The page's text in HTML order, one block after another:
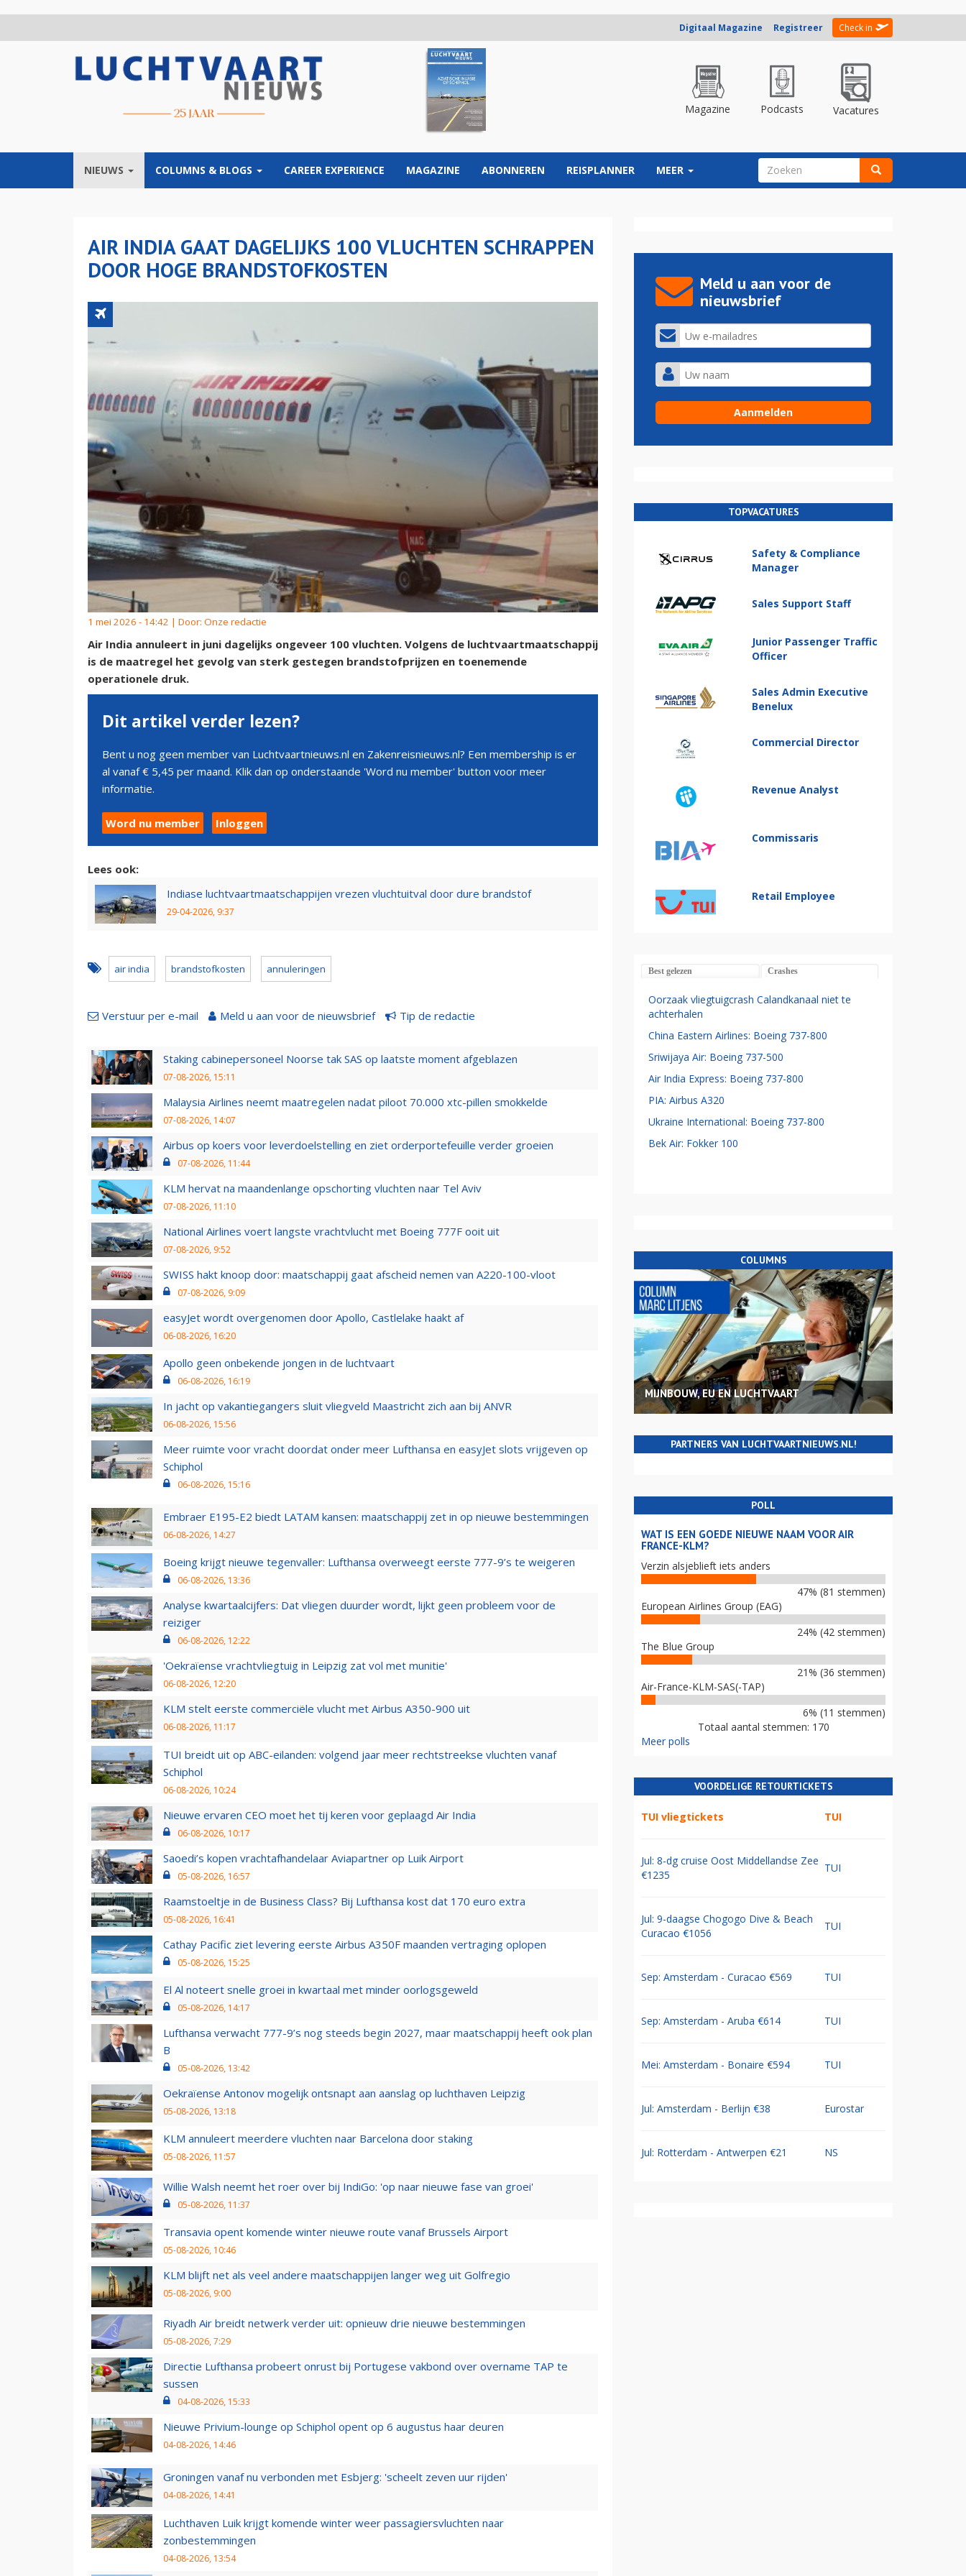
Digitaal Magazine Registreer Check in
Magazine Podcasts Vacatures
NIEUWS COLUMNS & BLOGS CAREER EXPERIENCE MAGAZINE ABONNEREN REISPLANNER MEER ZOEKVELD
AIR INDIA GAAT DAGELIJKS 100 VLUCHTEN SCHRAPPEN
DOOR HOGE BRANDSTOFKOSTEN
1 mei 2026 - 14:42 | Door: Onze redactie
Air India annuleert in juni dagelijks ongeveer 100 vluchten. Volgens de luchtvaartmaatschappij
is de maatregel het gevolg van sterk gestegen brandstofprijzen en toenemende
operationele druk.
Dit artikel verder lezen?
Bent u nog geen member van Luchtvaartnieuws.nl en Zakenreisnieuws.nl? Een membership is er
al vanaf € 5,45 per maand. Klik dan op onderstaande 'Word nu member' button voor meer
informatie.
Word nu member Inloggen
Lees ook:
Indiase luchtvaartmaatschappijen vrezen vluchtuitval door dure brandstof
29-04-2026, 9:37
air india brandstofkosten annuleringen
Verstuur per e-mail Meld u aan voor de nieuwsbrief Tip de redactie
Staking cabinepersoneel Noorse tak SAS op laatste moment afgeblazen
07-08-2026, 15:11
Malaysia Airlines neemt maatregelen nadat piloot 70.000 xtc-pillen smokkelde
07-08-2026, 14:07
Airbus op koers voor leverdoelstelling en ziet orderportefeuille verder groeien
07-08-2026, 11:44
KLM hervat na maandenlange opschorting vluchten naar Tel Aviv
07-08-2026, 11:10
National Airlines voert langste vrachtvlucht met Boeing 777F ooit uit
07-08-2026, 9:52
SWISS hakt knoop door: maatschappij gaat afscheid nemen van A220-100-vloot
07-08-2026, 9:09
easyJet wordt overgenomen door Apollo, Castlelake haakt af
06-08-2026, 16:20
Apollo geen onbekende jongen in de luchtvaart
06-08-2026, 16:19
In jacht op vakantiegangers sluit vliegveld Maastricht zich aan bij ANVR
06-08-2026, 15:56
Meer ruimte voor vracht doordat onder meer Lufthansa en easyJet slots vrijgeven op
Schiphol
06-08-2026, 15:16
Embraer E195-E2 biedt LATAM kansen: maatschappij zet in op nieuwe bestemmingen
06-08-2026, 14:27
Boeing krijgt nieuwe tegenvaller: Lufthansa overweegt eerste 777-9’s te weigeren
06-08-2026, 13:36
Analyse kwartaalcijfers: Dat vliegen duurder wordt, lijkt geen probleem voor de
reiziger
06-08-2026, 12:22
'Oekraïense vrachtvliegtuig in Leipzig zat vol met munitie'
06-08-2026, 12:20
KLM stelt eerste commerciële vlucht met Airbus A350-900 uit
06-08-2026, 11:17
TUI breidt uit op ABC-eilanden: volgend jaar meer rechtstreekse vluchten vanaf
Schiphol
06-08-2026, 10:24
Nieuwe ervaren CEO moet het tij keren voor geplaagd Air India
06-08-2026, 10:17
Saoedi’s kopen vrachtafhandelaar Aviapartner op Luik Airport
05-08-2026, 16:57
Raamstoeltje in de Business Class? Bij Lufthansa kost dat 170 euro extra
05-08-2026, 16:41
Cathay Pacific ziet levering eerste Airbus A350F maanden vertraging oplopen
05-08-2026, 15:25
El Al noteert snelle groei in kwartaal met minder oorlogsgeweld
05-08-2026, 14:17
Lufthansa verwacht 777-9’s nog steeds begin 2027, maar maatschappij heeft ook plan
B
05-08-2026, 13:42
Oekraïense Antonov mogelijk ontsnapt aan aanslag op luchthaven Leipzig
05-08-2026, 13:18
KLM annuleert meerdere vluchten naar Barcelona door staking
05-08-2026, 11:57
Willie Walsh neemt het roer over bij IndiGo: 'op naar nieuwe fase van groei'
05-08-2026, 11:37
Transavia opent komende winter nieuwe route vanaf Brussels Airport
05-08-2026, 10:46
KLM blijft net als veel andere maatschappijen langer weg uit Golfregio
05-08-2026, 9:00
Riyadh Air breidt netwerk verder uit: opnieuw drie nieuwe bestemmingen
05-08-2026, 7:29
Directie Lufthansa probeert onrust bij Portugese vakbond over overname TAP te
sussen
04-08-2026, 15:33
Nieuwe Privium-lounge op Schiphol opent op 6 augustus haar deuren
04-08-2026, 14:46
Groningen vanaf nu verbonden met Esbjerg: 'scheelt zeven uur rijden'
04-08-2026, 14:41
Luchthaven Luik krijgt komende winter weer passagiersvluchten naar
zonbestemmingen
04-08-2026, 13:54
Meld u aan voor de
nieuwsbrief
TOPVACATURES
Safety & Compliance
Manager
Sales Support Staff
Junior Passenger Traffic
Officer
Sales Admin Executive
Benelux
Commercial Director
Revenue Analyst
Commissaris
Retail Employee
Best gelezen Crashes
Oorzaak vliegtuigcrash Calandkanaal niet te
achterhalen
China Eastern Airlines: Boeing 737-800
Sriwijaya Air: Boeing 737-500
Air India Express: Boeing 737-800
PIA: Airbus A320
Ukraine International: Boeing 737-800
Bek Air: Fokker 100
COLUMNS
MIJNBOUW, EU EN LUCHTVAART
PARTNERS VAN LUCHTVAARTNIEUWS.NL!
POLL
WAT IS EEN GOEDE NIEUWE NAAM VOOR AIR
FRANCE-KLM?
Verzin alsjeblieft iets anders
47% (81 stemmen)
European Airlines Group (EAG)
24% (42 stemmen)
The Blue Group
21% (36 stemmen)
Air-France-KLM-SAS(-TAP)
6% (11 stemmen)
Totaal aantal stemmen: 170
Meer polls
VOORDELIGE RETOURTICKETS
TUI vliegtickets TUI
Jul: 8-dg cruise Oost Middellandse Zee
€1235
TUI
Jul: 9-daagse Chogogo Dive & Beach
Curacao €1056
TUI
Sep: Amsterdam - Curacao €569 TUI
Sep: Amsterdam - Aruba €614 TUI
Mei: Amsterdam - Bonaire €594 TUI
Jul: Amsterdam - Berlijn €38 Eurostar
Jul: Rotterdam - Antwerpen €21 NS